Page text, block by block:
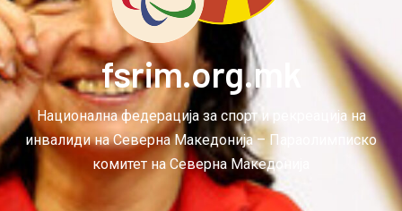
fsrim.org.mk
Национална федерација за спорт и рекреација на
инвалиди на Северна Македонија – Параолимписко
комитет на Северна Македонија